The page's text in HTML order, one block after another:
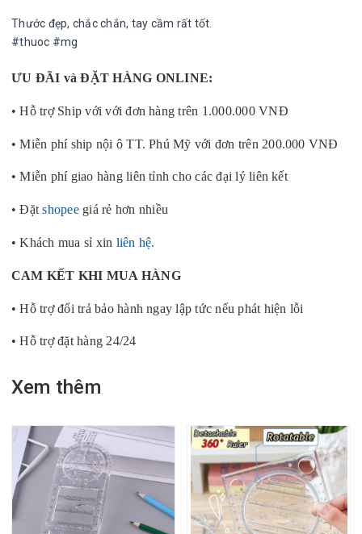
Thước đẹp, chắc chắn, tay cầm rất tốt.
#thuoc #mg
ƯU ĐÃI và ĐẶT HÀNG ONLINE:
• Hỗ trợ Ship với với đơn hàng trên 1.000.000 VNĐ
• Miễn phí ship nội ô TT. Phú Mỹ với đơn trên 200.000 VNĐ
• Miễn phí giao hàng liên tỉnh cho các đại lý liên kết
• Đặtshopeegiá rẻ hơn nhiều
• Khách mua sỉ xin liên hệ.
CAM KẾT KHI MUA HÀNG
• Hỗ trợ đổi trả bảo hành ngay lập tức nếu phát hiện lỗi
• Hỗ trợ đặt hàng 24/24
Xem thêm